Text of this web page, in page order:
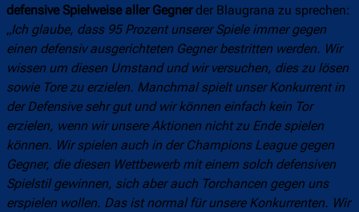
defensive Spielweise aller Gegnerder Blaugrana zu sprechen:
„Ich glaube, dass 95 Prozent unserer Spiele immer gegen
einen defensiv ausgerichteten Gegner bestritten werden. Wir
wissen um diesen Umstand und wir versuchen, dies zu lösen
sowie Tore zu erzielen. Manchmal spielt unser Konkurrent in
der Defensive sehr gut und wir können einfach kein Tor
erzielen, wenn wir unsere Aktionen nicht zu Ende spielen
können. Wir spielen auch in der Champions League gegen
Gegner, die diesen Wettbewerb mit einem solch defensiven
Spielstil gewinnen, sich aber auch Torchancen gegen uns
erspielen wollen. Das ist normal für unsere Konkurrenten. Wir